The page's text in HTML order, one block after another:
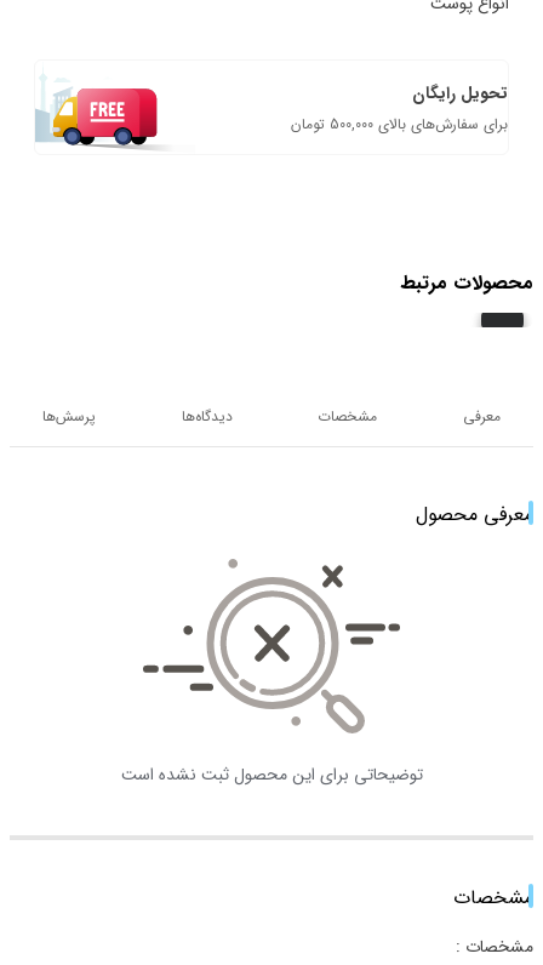
تحویل رایگان
برای سفارش‌های بالای 500,000 تومان
محصولات مرتبط
معرفی مشخصات دیدگاه‌ها پرسش‌ها
معرفی محصول
توضیحاتی برای این محصول ثبت نشده است
مشخصات
مشخصات :